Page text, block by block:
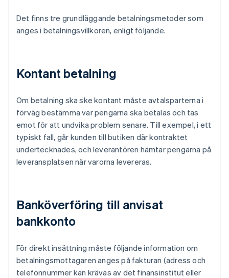
Det finns tre grundläggande betalningsmetoder som
anges i betalningsvillkoren, enligt följande.
Kontant betalning
Om betalning ska ske kontant måste avtalsparterna i
förväg bestämma var pengarna ska betalas och tas
emot för att undvika problem senare. Till exempel, i ett
typiskt fall, går kunden till butiken där kontraktet
undertecknades, och leverantören hämtar pengarna på
leveransplatsen när varorna levereras.
Banköverföring till anvisat
bankkonto
För direkt insättning måste följande information om
betalningsmottagaren anges på fakturan (adress och
telefonnummer kan krävas av det finansinstitut eller